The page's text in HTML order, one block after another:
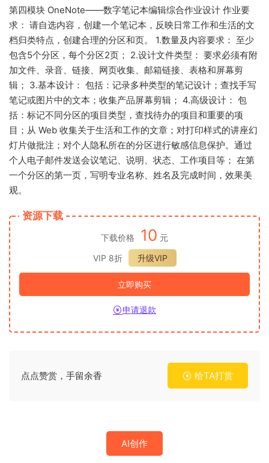
第四模块 OneNote——数字笔记本编辑综合作业设计 作业要
求： 请自选内容，创建一个笔记本，反映日常工作和生活的文
档归类特点，创建合理的分区和页。 1.数量及内容要求： 至少
包含5个分区，每个分区2页； 2.设计文件类型： 要求必须有附
加文件、录音、链接、网页收集、邮箱链接、表格和屏幕剪
辑； 3.基本设计： 包括：记录多种类型的笔记设计；查找手写
笔记或图片中的文本；收集产品屏幕剪辑； 4.高级设计： 包
括：标记不同分区的项目类型，查找待办的项目和重要的项
目；从 Web 收集关于生活和工作的文章；对打印样式的讲座幻
灯片做批注；对个人隐私所在的分区进行敏感信息保护。通过
个人电子邮件发送会议笔记、说明、状态、工作项目等； 在第
一个分区的第一页，写明专业名称、姓名及完成时间，效果美
观。
资源下载
下载价格 10 元
VIP 8折
升级VIP
立即购买
申请退款
点点赞赏，手留余香 给TA打赏
AI创作